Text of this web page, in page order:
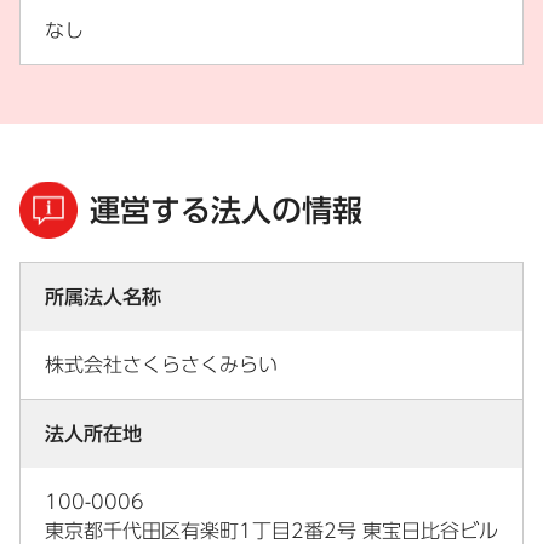
なし
運営する法人の情報
所属法人名称
株式会社さくらさくみらい
法人所在地
100-0006
東京都千代田区有楽町1丁目2番2号 東宝日比谷ビル